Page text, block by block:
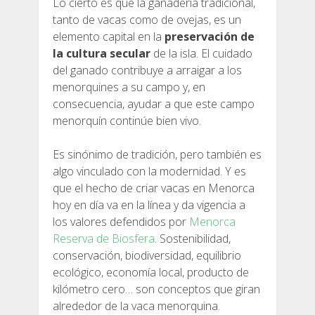
QUIÉNES SOMOS
COMPROMISO AMBIENTAL
PROYECTO DE CONSERVACIÓN
0º PLÁSTICO
ESTUDIO SOBRE LOS PLÁSTICOS EN EL CAMÍ DE
CAVALLS
RECUPERACIÓN DE TORRENTES
tanto de vacas como de ovejas, es un
elemento capital en la preservación de
la cultura secular de la isla. El cuidado
del ganado contribuye a arraigar a los
menorquines a su campo y, en
consecuencia, ayudar a que este campo
menorquín continúe bien vivo.
Es sinónimo de tradición, pero también es
algo vinculado con la modernidad. Y es
que el hecho de criar vacas en Menorca
hoy en día va en la línea y da vigencia a
los valores defendidos por Menorca
Reserva de Biosfera. Sostenibilidad,
conservación, biodiversidad, equilibrio
ecológico, economía local, producto de
kilómetro cero… son conceptos que giran
alrededor de la vaca menorquina.